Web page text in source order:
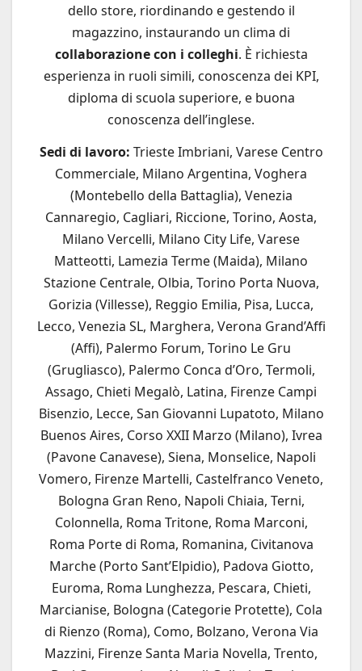
dello store, riordinando e gestendo il
magazzino, instaurando un clima di
collaborazione con i colleghi. È richiesta
esperienza in ruoli simili, conoscenza dei KPI,
diploma di scuola superiore, e buona
conoscenza dell’inglese.
Sedi di lavoro: Trieste Imbriani, Varese Centro
Commerciale, Milano Argentina, Voghera
(Montebello della Battaglia), Venezia
Cannaregio, Cagliari, Riccione, Torino, Aosta,
Milano Vercelli, Milano City Life, Varese
Matteotti, Lamezia Terme (Maida), Milano
Stazione Centrale, Olbia, Torino Porta Nuova,
Gorizia (Villesse), Reggio Emilia, Pisa, Lucca,
Lecco, Venezia SL, Marghera, Verona Grand’Affi
(Affi), Palermo Forum, Torino Le Gru
(Grugliasco), Palermo Conca d’Oro, Termoli,
Assago, Chieti Megalò, Latina, Firenze Campi
Bisenzio, Lecce, San Giovanni Lupatoto, Milano
Buenos Aires, Corso XXII Marzo (Milano), Ivrea
(Pavone Canavese), Siena, Monselice, Napoli
Vomero, Firenze Martelli, Castelfranco Veneto,
Bologna Gran Reno, Napoli Chiaia, Terni,
Colonnella, Roma Tritone, Roma Marconi,
Roma Porte di Roma, Romanina, Civitanova
Marche (Porto Sant’Elpidio), Padova Giotto,
Euroma, Roma Lunghezza, Pescara, Chieti,
Marcianise, Bologna (Categorie Protette), Cola
di Rienzo (Roma), Como, Bolzano, Verona Via
Mazzini, Firenze Santa Maria Novella, Trento,